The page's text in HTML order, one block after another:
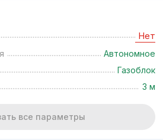
Нет
Автономное
Газоблок
3 м
все параметры